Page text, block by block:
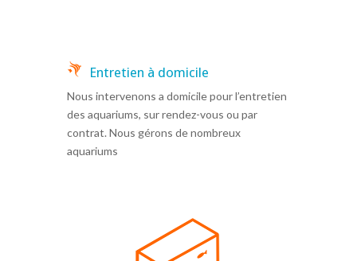
Entretien à domicile
Nous intervenons a domicile pour l’entretien
des aquariums, sur rendez-vous ou par
contrat. Nous gérons de nombreux
aquariums